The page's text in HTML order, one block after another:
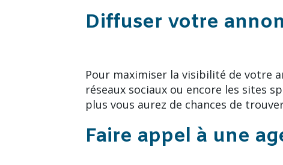
Diffuser votre
Pour maximiser la visibilité de votre
réseaux sociaux ou encore les sites
plus vous aurez de chances de
Faire appel à une